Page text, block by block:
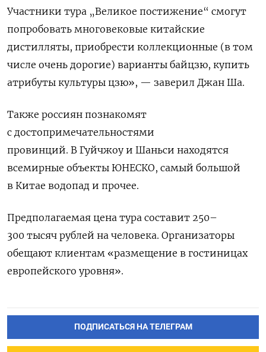
Участники тура „Великое постижение“ смогут
попробовать многовековые китайские
дистилляты, приобрести коллекционные (в том
числе очень дорогие) варианты байцзю, купить
атрибуты культуры цзю», — заверил Джан Ша.
Также россиян познакомят
с достопримечательностями
провинций. В Гуйчжоу и Шаньси находятся
всемирные объекты ЮНЕСКО, самый большой
в Китае водопад и прочее.
Предполагаемая цена тура составит 250–
300 тысяч рублей на человека. Организаторы
обещают клиентам «размещение в гостиницах
европейского уровня».
ПОДПИСАТЬСЯ НА ТЕЛЕГРАМ